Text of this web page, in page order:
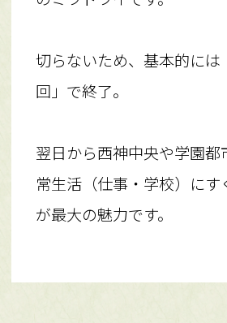
切らないため、基本的には
回」で終了。
翌日から西神中央や学園都
常生活（仕事・学校）にす
が最大の魅力です。